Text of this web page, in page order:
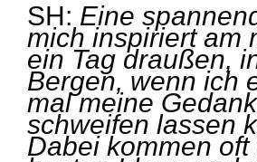
SH: Eine
mich inspiriert am
ein Tag draußen,
Bergen, wenn ich
mal meine
schweifen lassen
Dabei kommen oft